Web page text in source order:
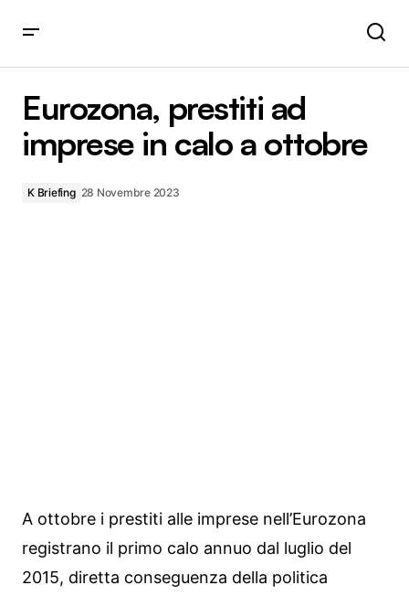
Eurozona, prestiti ad
imprese in calo a ottobre
K Briefing 28 Novembre 2023
A ottobre i prestiti alle imprese nell’Eurozona
registrano il primo calo annuo dal luglio del
2015, diretta conseguenza della politica